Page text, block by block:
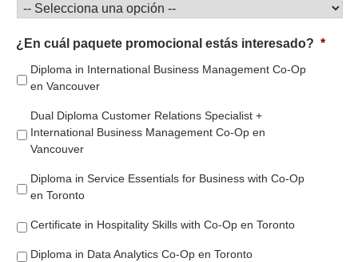
¿En cuál paquete promocional estás interesado? *
Diploma in International Business Management Co-Op
en Vancouver
Dual Diploma Customer Relations Specialist +
International Business Management Co-Op en
Vancouver
Diploma in Service Essentials for Business with Co-Op
en Toronto
Certificate in Hospitality Skills with Co-Op en Toronto
Diploma in Data Analytics Co-Op en Toronto